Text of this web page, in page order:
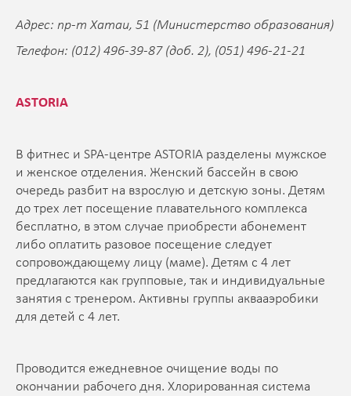
Адрес: пр-т Хатаи, 51 (Министерство образования)
Телефон: (012) 496-39-87 (доб. 2), (051) 496-21-21
ASTORIA
В фитнес и SPA-центре ASTORIA разделены мужское
и женское отделения. Женский бассейн в свою
очередь разбит на взрослую и детскую зоны. Детям
до трех лет посещение плавательного комплекса
бесплатно, в этом случае приобрести абонемент
либо оплатить разовое посещение следует
сопровождающему лицу (маме). Детям с 4 лет
предлагаются как групповые, так и индивидуальные
занятия с тренером. Активны группы аквааэробики
для детей с 4 лет.
Проводится ежедневное очищение воды по
окончании рабочего дня. Хлорированная система